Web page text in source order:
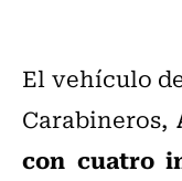
El vehículo
Carabineros,
con cuatro